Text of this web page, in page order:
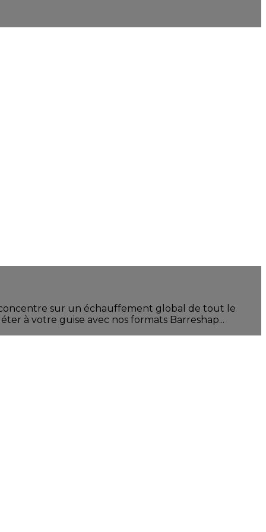
sur un échauffement global de tout le
à votre guise avec nos formats Barreshap...